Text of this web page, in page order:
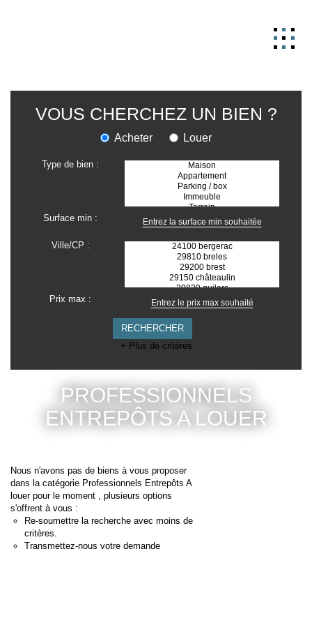
NOS BIENS
GERER
NOS AGENCES
ESTIMATION
ESPACE CLIENT
EXTRANET
VOUS CHERCHEZ UN BIEN ?
Acheter Louer
Type de bien :
Surface min :
Ville/CP :
Prix max :
+ Plus de critères
PROFESSIONNELS
ENTREPÔTS A LOUER
Nous n'avons pas de biens à vous proposer
dans la catégorie Professionnels Entrepôts A
louer pour le moment , plusieurs options
s'offrent à vous :
Re-soumettre la recherche avec moins de
critères.
Transmettez-nous votre demande